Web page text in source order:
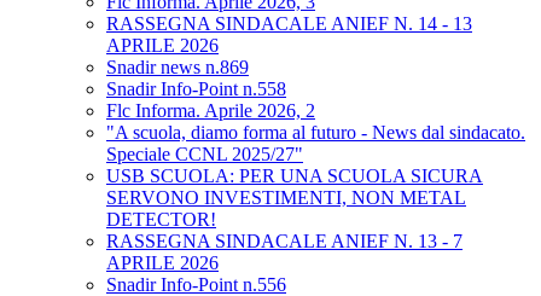
RASSEGNA SINDACALE ANIEF N. 14 - 13
APRILE 2026
Snadir news n.869
Snadir Info-Point n.558
Flc Informa. Aprile 2026, 2
"A scuola, diamo forma al futuro - News dal sindacato.
Speciale CCNL 2025/27"
USB SCUOLA: PER UNA SCUOLA SICURA
SERVONO INVESTIMENTI, NON METAL
DETECTOR!
RASSEGNA SINDACALE ANIEF N. 13 - 7
APRILE 2026
Snadir Info-Point n.556